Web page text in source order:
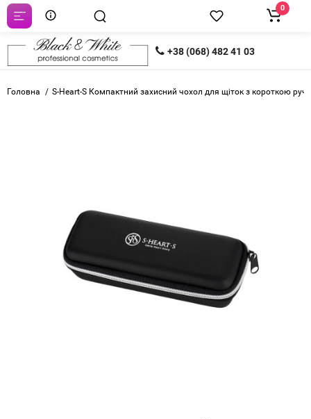
+38 (068) 482 41 03
0
Головна S-Heart-S Компактний захисний чохол для щіток з короткою